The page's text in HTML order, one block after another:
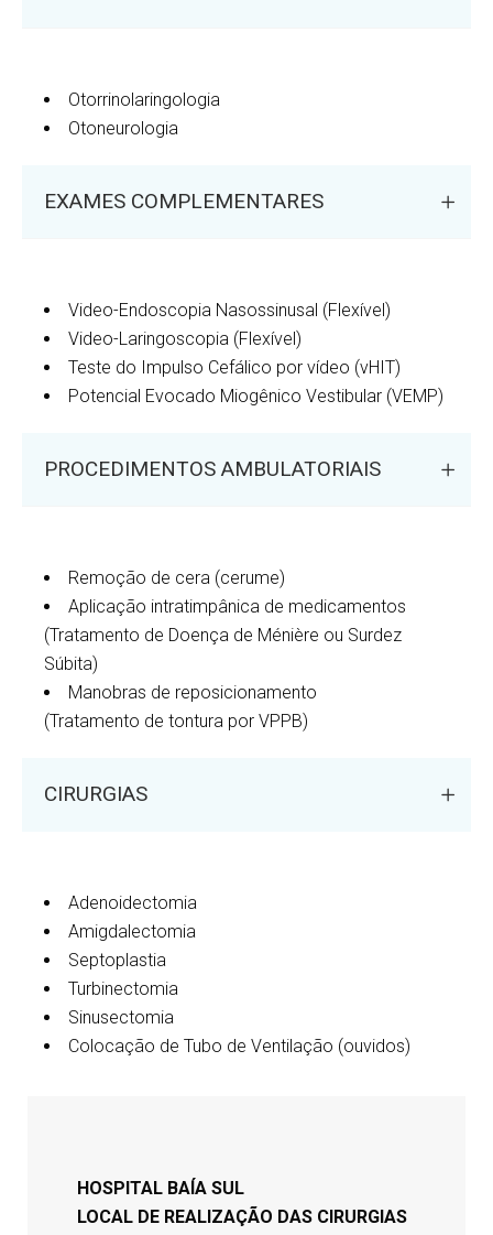
Otorrinolaringologia
Otoneurologia
EXAMES COMPLEMENTARES
Video-Endoscopia Nasossinusal (Flexível)
Video-Laringoscopia (Flexível)
Teste do Impulso Cefálico por vídeo (vHIT)
Potencial Evocado Miogênico Vestibular (VEMP)
PROCEDIMENTOS AMBULATORIAIS
Remoção de cera (cerume)
Aplicação intratimpânica de medicamentos
(Tratamento de Doença de Ménière ou Surdez
Súbita)
Manobras de reposicionamento
(Tratamento de tontura por VPPB)
CIRURGIAS
Adenoidectomia
Amigdalectomia
Septoplastia
Turbinectomia
Sinusectomia
Colocação de Tubo de Ventilação (ouvidos)
HOSPITAL BAÍA SUL
LOCAL DE REALIZAÇÃO DAS CIRURGIAS